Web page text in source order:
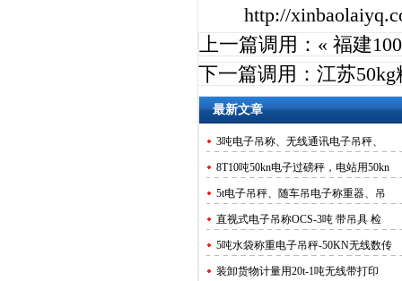
http://
上一篇调用：« 福建
下一篇调用： 江苏
最新文章
3吨电子吊称、无线通讯电子吊秤、
8T10吨50kn电子过磅秤，电站用50kn
5t电子吊秤、随车吊电子称重器、吊
直视式电子吊称OCS-3吨 带吊具 检
5吨水袋称重电子吊秤-50KN无线数传
装卸货物计量用20t-1吨无线带打印